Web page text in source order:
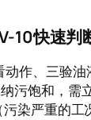
10快速判
动作、三验
污饱和，需
染严重的工